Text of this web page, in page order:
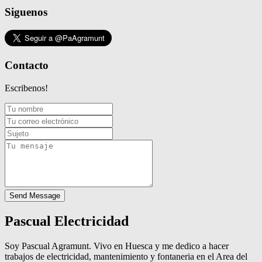
Siguenos
Contacto
Escribenos!
Send Message
Pascual Electricidad
Soy Pascual Agramunt. Vivo en Huesca y me dedico a hacer
trabajos de electricidad, mantenimiento y fontaneria en el Area del